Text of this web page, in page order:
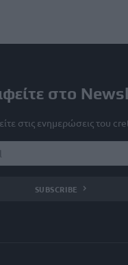
στο
στις ενημερώσεις του
SUBSCRIBE